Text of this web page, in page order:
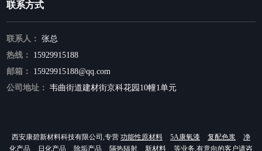
联系方式
联系人：
张总
热线：
15929915188
邮箱：
15929915188@qq.com
公司地址：
韦曲街道建材街京科花园10幢1单元
西安康碧新材料科技有限公司,专营 功能性原材料 5A康氧漆 复配色浆
净
化产品
日化产品 除垢产品 隔热辐射 新材料 等业务,有意向的客户请咨